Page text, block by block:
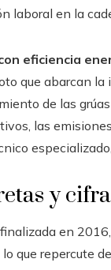
laboral en la
eficiencia
que abarcan
de las
las
y
en
que repercute